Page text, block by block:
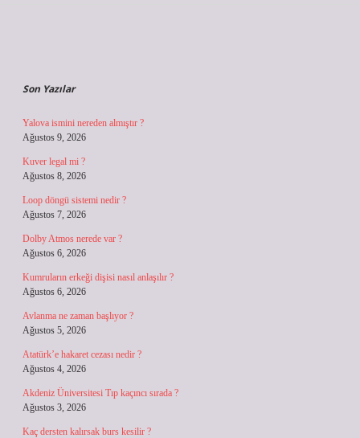
Son Yazılar
Yalova ismini nereden almıştır ?
Ağustos 9, 2026
Kuver legal mi ?
Ağustos 8, 2026
Loop döngü sistemi nedir ?
Ağustos 7, 2026
Dolby Atmos nerede var ?
Ağustos 6, 2026
Kumruların erkeği dişisi nasıl anlaşılır ?
Ağustos 6, 2026
Avlanma ne zaman başlıyor ?
Ağustos 5, 2026
Atatürk’e hakaret cezası nedir ?
Ağustos 4, 2026
Akdeniz Üniversitesi Tıp kaçıncı sırada ?
Ağustos 3, 2026
Kaç dersten kalırsak burs kesilir ?